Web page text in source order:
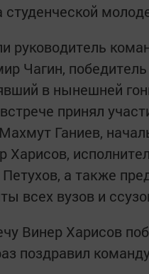
студенческой
руководитель
Чагин,
в нынешней
принял
Ганиев,
Харисов,
а также
всех вузов и
Винер Харисов
поздравил